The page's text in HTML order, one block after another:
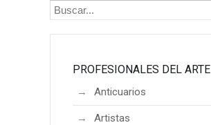
PROFESIONALES DEL ARTE
Anticuarios
Artistas